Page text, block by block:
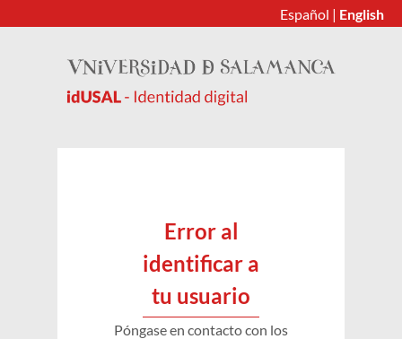
Español | English
Error al
identificar a
tu usuario
Póngase en contacto con los